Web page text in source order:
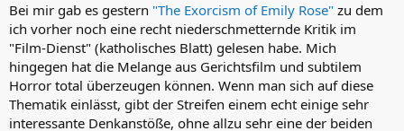
Bei mir gab es gestern "The Exorcism of Emily Rose" zu dem
ich vorher noch eine recht niederschmetternde Kritik im
"Film-Dienst" (katholisches Blatt) gelesen habe. Mich
hingegen hat die Melange aus Gerichtsfilm und subtilem
Horror total überzeugen können. Wenn man sich auf diese
Thematik einlässt, gibt der Streifen einem echt einige sehr
interessante Denkanstöße, ohne allzu sehr eine der beiden